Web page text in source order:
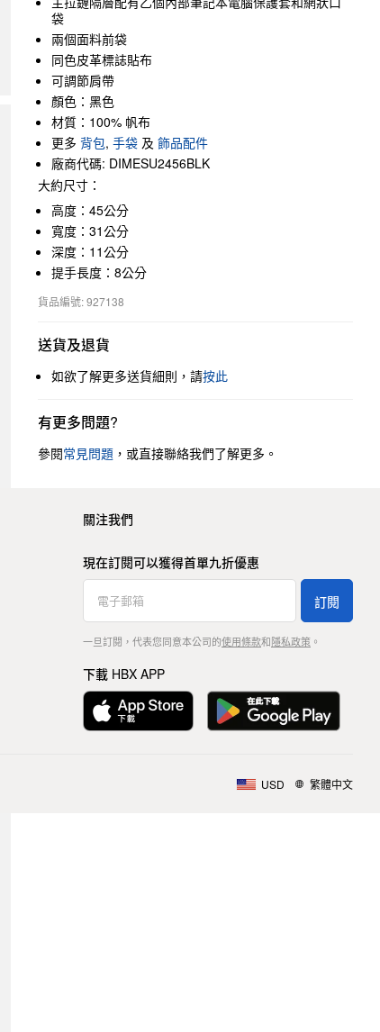
袋
兩個面料前袋
同色皮革標誌貼布
可調節肩帶
顏色：黑色
材質：100% 帆布
更多 背包, 手袋 及 飾品配件
廠商代碼: DIMESU2456BLK
大約尺寸：
高度：45公分
寬度：31公分
深度：11公分
提手長度：8公分
貨品編號: 927138
送貨及退貨
如欲了解更多送貨細則，請按此
有更多問題?
參閱常見問題 ，或直接聯絡我們了解更多。
關注我們
現在訂閱可以獲得首單九折優惠
訂閱
一旦訂閱，代表您同意本公司的使用條款和隱私政策。
下載 HBX APP
USD 繁體中文